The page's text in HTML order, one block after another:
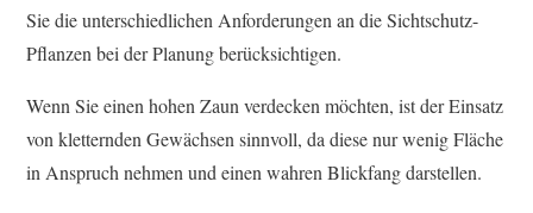
Sie die unterschiedlichen Anforderungen an die Sichtschutz-
Pflanzen bei der Planung berücksichtigen.
Wenn Sie einen hohen Zaun verdecken möchten, ist der Einsatz
von kletternden Gewächsen sinnvoll, da diese nur wenig Fläche
in Anspruch nehmen und einen wahren Blickfang darstellen.